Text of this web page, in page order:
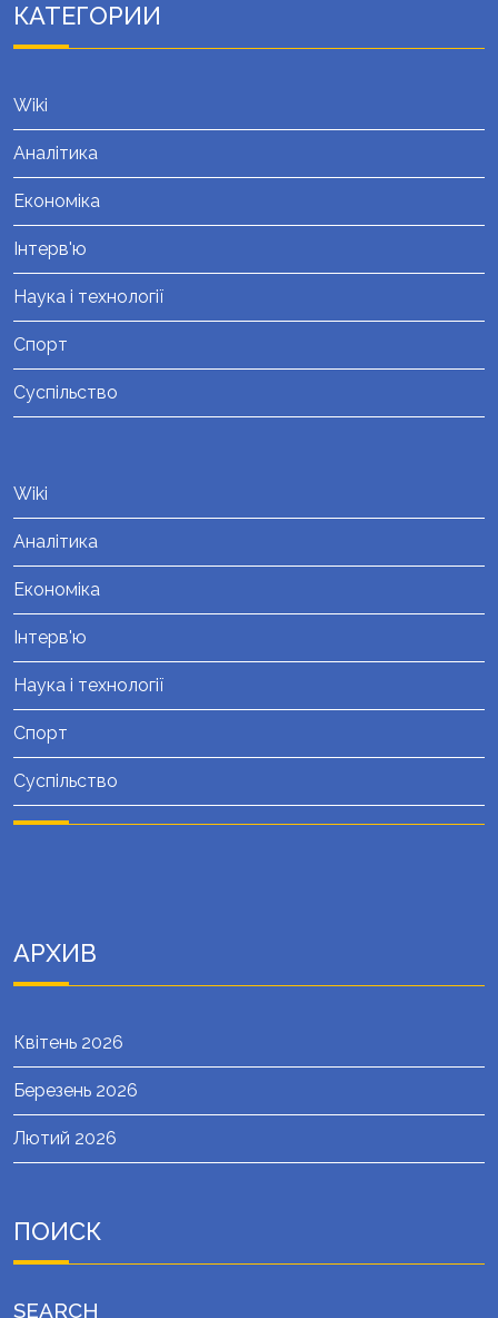
КАТЕГОРИИ
Wiki
Аналітика
Економіка
Інтерв'ю
Наука і технології
Спорт
Суспільство
Wiki
Аналітика
Економіка
Інтерв'ю
Наука і технології
Спорт
Суспільство
АРХИВ
Квітень 2026
Березень 2026
Лютий 2026
ПОИСК
SEARCH